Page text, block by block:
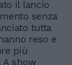
il lancio
senza
tutta
reso e
più
show